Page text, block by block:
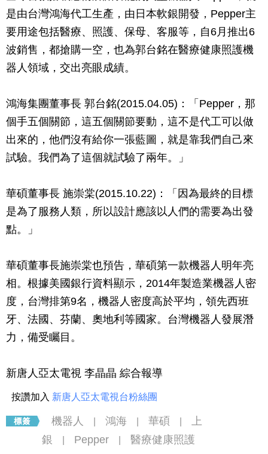
是由台灣鴻海代工生產，由日本軟銀開發，Pepper主
要用途包括醫療、照護、保母、客服等，自6月推出6
波銷售，都搶購一空，也為郭台銘在醫療健康照護機
器人領域，交出亮眼成績。
鴻海集團董事長 郭台銘(2015.04.05)：「Pepper，那
個手五個關節，這五個關節要動，這不是代工可以做
出來的，他們沒有給你一張藍圖，就是靠我們自己來
試驗。我們為了這個就試驗了兩年。」
華碩董事長 施崇棠(2015.10.22)：「因為最終的目標
是為了服務人類，所以設計應該以人們的需要為出發
點。」
華碩董事長施崇棠也預告，華碩第一款機器人明年亮
相。根據美國銀行資料顯示，2014年製造業機器人密
度，台灣排第9名，機器人密度高於平均，領先西班
牙、法國、芬蘭、奧地利等國家。台灣機器人發展潛
力，備受矚目。
新唐人亞太電視 李晶晶 綜合報導
按讚加入 新唐人亞太電視台粉絲團
機器人 鴻海 華碩
上
銀
Pepper 醫療健康照護